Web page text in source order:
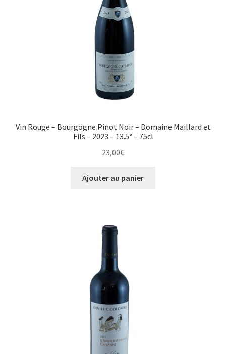
Vin Rouge – Bourgogne Pinot Noir – Domaine Maillard et
Fils – 2023 – 13.5° – 75cl
23,00€
Ajouter au panier